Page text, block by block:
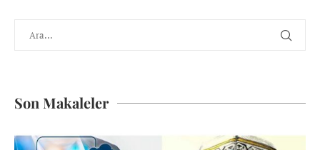
Son Makaleler